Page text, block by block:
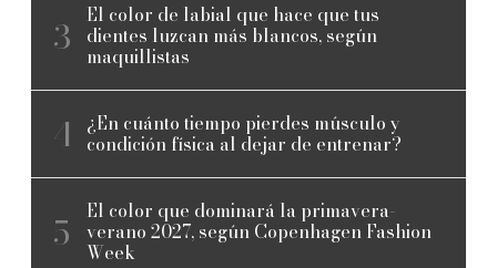
El color de labial que hace que tus
dientes luzcan más blancos, según
maquillistas
¿En cuánto tiempo pierdes músculo y
condición física al dejar de entrenar?
El color que dominará la primavera-
verano 2027, según Copenhagen Fashion
Week